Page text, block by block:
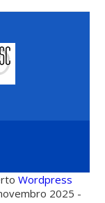
Wordpress
2025 -